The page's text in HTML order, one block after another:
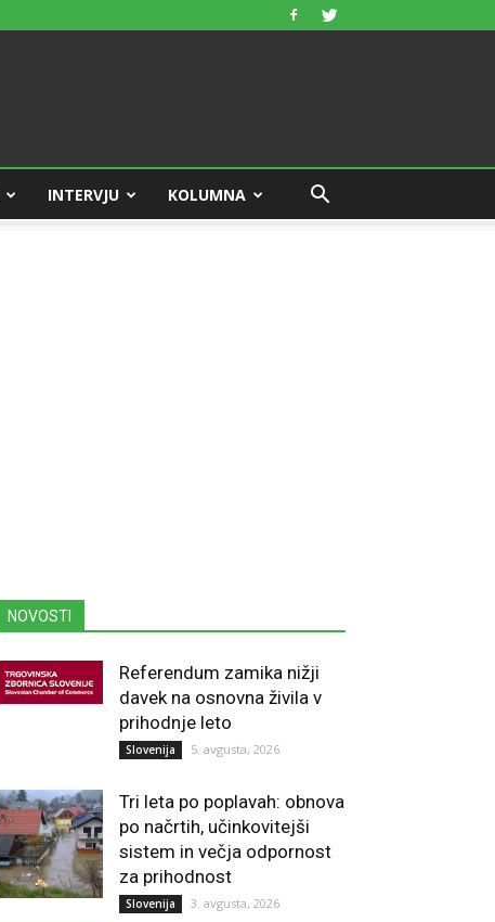
INTERVJU KOLUMNA
NOVOSTI
Referendum zamika nižji
davek na osnovna živila v
prihodnje leto
Slovenija 5. avgusta, 2026
Tri leta po poplavah: obnova
po načrtih, učinkovitejši
sistem in večja odpornost
za prihodnost
Slovenija 3. avgusta, 2026